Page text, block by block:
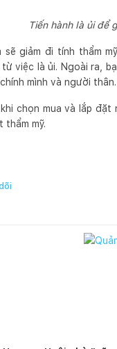
Tiến hành là ủi để
sẽ giảm đi tính thẩm
việc là ủi. Ngoài ra,
mình và người thân.
chọn mua và lắp
thẩm mỹ.